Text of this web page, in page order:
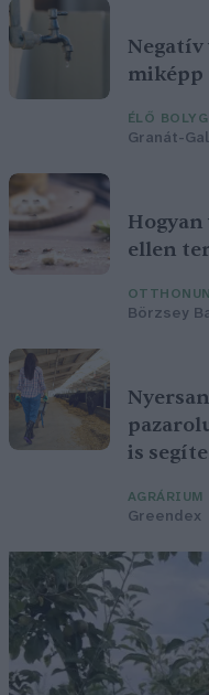
miképp
ÉLŐ
Granát-
ellen
Börzsey
is
AGRÁRIUM
Greendex